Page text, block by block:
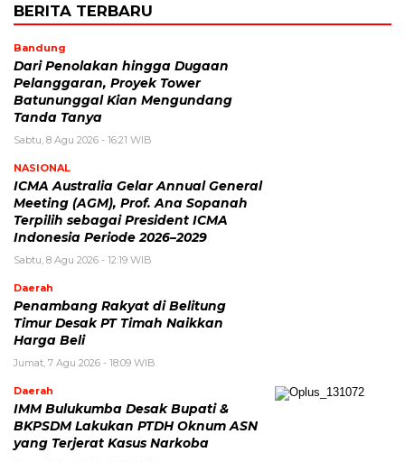
BERITA TERBARU
Bandung
Dari Penolakan hingga Dugaan
Pelanggaran, Proyek Tower
Batununggal Kian Mengundang
Tanda Tanya
Sabtu, 8 Agu 2026 - 16:21 WIB
NASIONAL
ICMA Australia Gelar Annual General
Meeting (AGM), Prof. Ana Sopanah
Terpilih sebagai President ICMA
Indonesia Periode 2026–2029
Sabtu, 8 Agu 2026 - 12:19 WIB
Daerah
Penambang Rakyat di Belitung
Timur Desak PT Timah Naikkan
Harga Beli
Jumat, 7 Agu 2026 - 18:09 WIB
Daerah
IMM Bulukumba Desak Bupati &
BKPSDM Lakukan PTDH Oknum ASN
yang Terjerat Kasus Narkoba